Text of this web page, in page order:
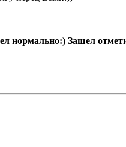
нормально:) Зашел